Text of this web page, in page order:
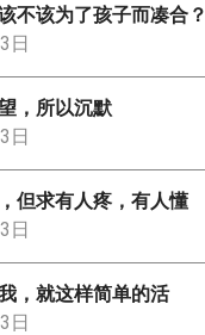
不该为了孩子而凑合？
日
，所以沉默
日
但求有人疼，有人懂
日
，就这样简单的活
日